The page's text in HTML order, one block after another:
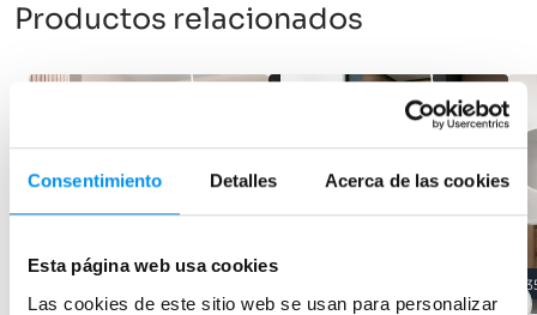
Consentimiento Detalles Acerca de las cookies
Esta página web usa cookies
Las cookies de este sitio web se usan para personalizar
Productos relacionados